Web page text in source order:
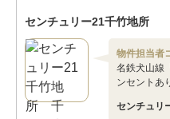
センチュリー21千竹地所
物件担当者
名鉄犬山線
ンセントあ
センチュ